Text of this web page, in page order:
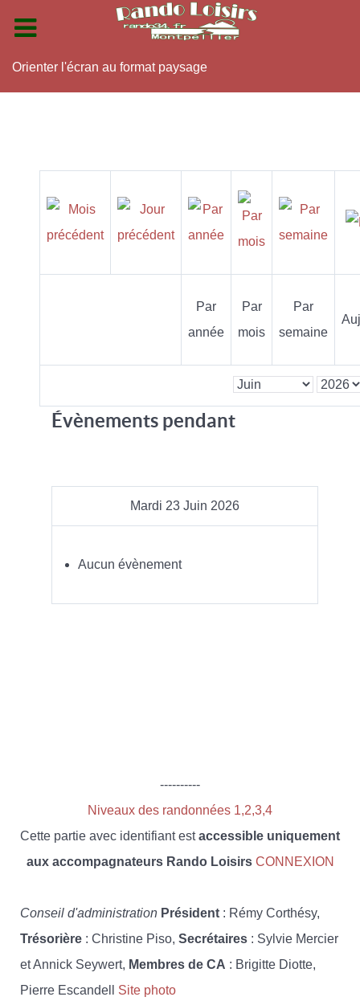
Orienter l'écran au format paysage
Par
année
Par
mois
Par
semaine
Évènements pendant
Mardi 23 Juin 2026
Aucun évènement
----------
Niveaux des randonnées 1,2,3,4
Cette partie avec identifiant estaccessible uniquement
aux accompagnateurs Rando Loisirs CONNEXION
Conseil d'administration Président : Rémy Corthésy,
Trésorière : Christine Piso, Secrétaires : Sylvie Mercier
et Annick Seywert, Membres de CA : Brigitte Diotte,
Pierre Escandell Site photo